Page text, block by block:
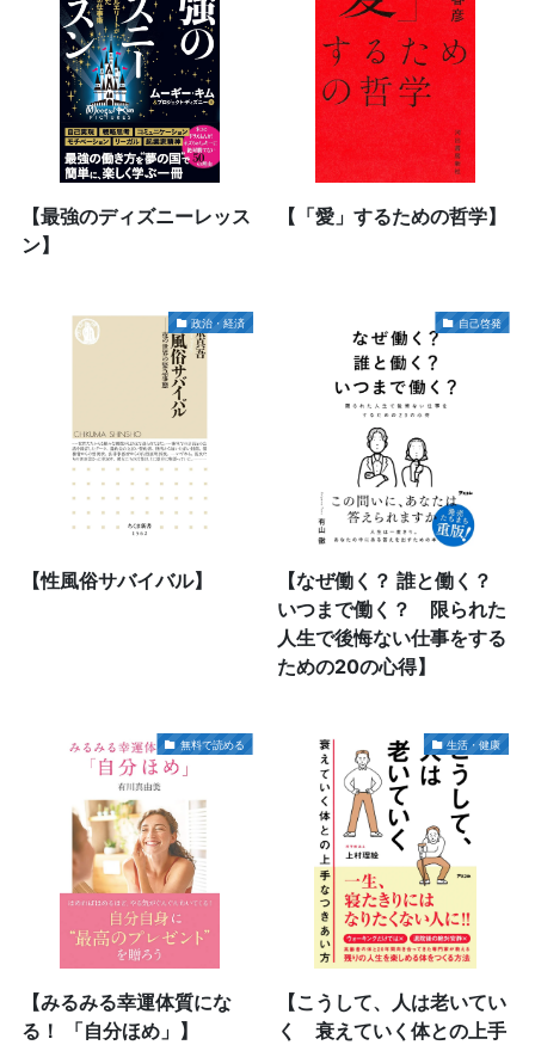
【最強のディズニーレッス
ン】
【「愛」するための哲学】
政治・経済
【性風俗サバイバル】
自己啓発
【なぜ働く？ 誰と働く？
いつまで働く？ 限られた
人生で後悔ない仕事をする
ための20の心得】
無料で読める
【みるみる幸運体質にな
る！ 「自分ほめ」】
生活・健康
【こうして、人は老いてい
く 衰えていく体との上手